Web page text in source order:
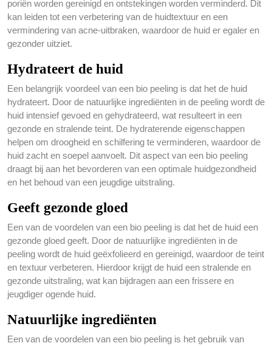
poriën worden gereinigd en ontstekingen worden verminderd. Dit
kan leiden tot een verbetering van de huidtextuur en een
vermindering van acne-uitbraken, waardoor de huid er egaler en
gezonder uitziet.
Hydrateert de huid
Een belangrijk voordeel van een bio peeling is dat het de huid
hydrateert. Door de natuurlijke ingrediënten in de peeling wordt de
huid intensief gevoed en gehydrateerd, wat resulteert in een
gezonde en stralende teint. De hydraterende eigenschappen
helpen om droogheid en schilfering te verminderen, waardoor de
huid zacht en soepel aanvoelt. Dit aspect van een bio peeling
draagt bij aan het bevorderen van een optimale huidgezondheid
en het behoud van een jeugdige uitstraling.
Geeft gezonde gloed
Een van de voordelen van een bio peeling is dat het de huid een
gezonde gloed geeft. Door de natuurlijke ingrediënten in de
peeling wordt de huid geëxfolieerd en gereinigd, waardoor de teint
en textuur verbeteren. Hierdoor krijgt de huid een stralende en
gezonde uitstraling, wat kan bijdragen aan een frissere en
jeugdiger ogende huid.
Natuurlijke ingrediënten
Een van de voordelen van een bio peeling is het gebruik van